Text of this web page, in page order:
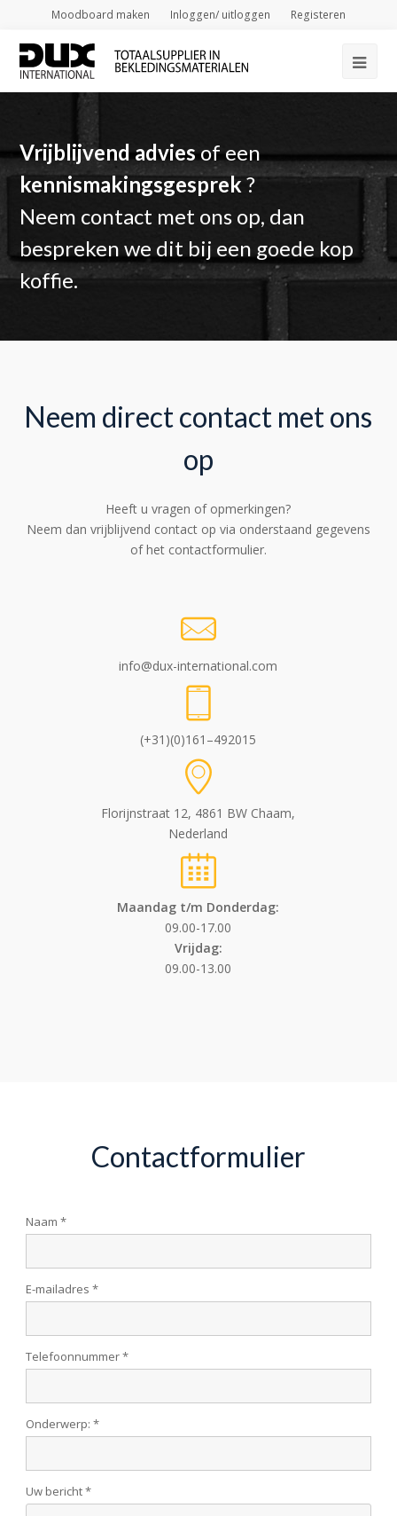
Moodboard maken Inloggen/ uitloggen Registeren
Vrijblijvend adviesof een
kennismakingsgesprek?
Neem contact met ons op, dan
bespreken we dit bij een goede kop
koffie.
Neem direct contact met ons
op
Heeft u vragen of opmerkingen?
Neem dan vrijblijvend contact op via onderstaand gegevens
of het contactformulier.
info@dux-international.com
(+31)(0)161–492015
Florijnstraat 12, 4861 BW Chaam,
Nederland
Maandag t/m Donderdag:
09.00-17.00
Vrijdag:
09.00-13.00
Contactformulier
Naam *
E-mailadres *
Telefoonnummer *
Onderwerp: *
Uw bericht *